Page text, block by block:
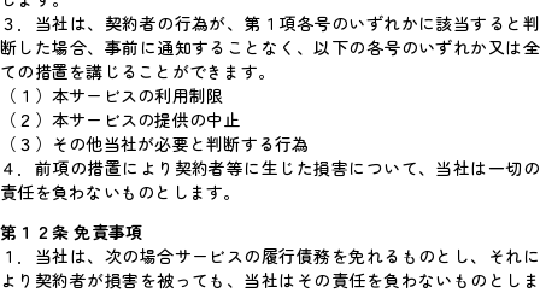
３．当社は、契約者の行為が、第１項各号のいずれかに該当すると判
断した場合、事前に通知することなく、以下の各号のいずれか又は全
ての措置を講じることができます。
（１）本サービスの利用制限
（２）本サービスの提供の中止
（３）その他当社が必要と判断する行為
４．前項の措置により契約者等に生じた損害について、当社は一切の
責任を負わないものとします。
第１２条 免責事項
１．当社は、次の場合サービスの履行債務を免れるものとし、それに
より契約者が損害を被っても、当社はその責任を負わないものとしま